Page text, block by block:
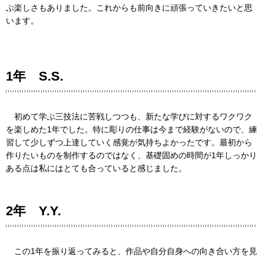
ぶ楽しさもありました。これからも前向きに頑張っていきたいと思
います。
1年 S.S.
初めて学ぶ三技法に苦戦しつつも、新たな学びに対するワクワク
を楽しめた1年でした。特に彫りの仕事は今まで経験がないので、練
習して少しずつ上達していく感覚が気持ちよかったです。最初から
作りたいものを制作するのではなく、基礎固めの時間が1年しっかり
ある点は私にはとても合っていると感じました。
2年 Y.Y.
この1年を振り返ってみると、作品や自分自身への向き合い方を見